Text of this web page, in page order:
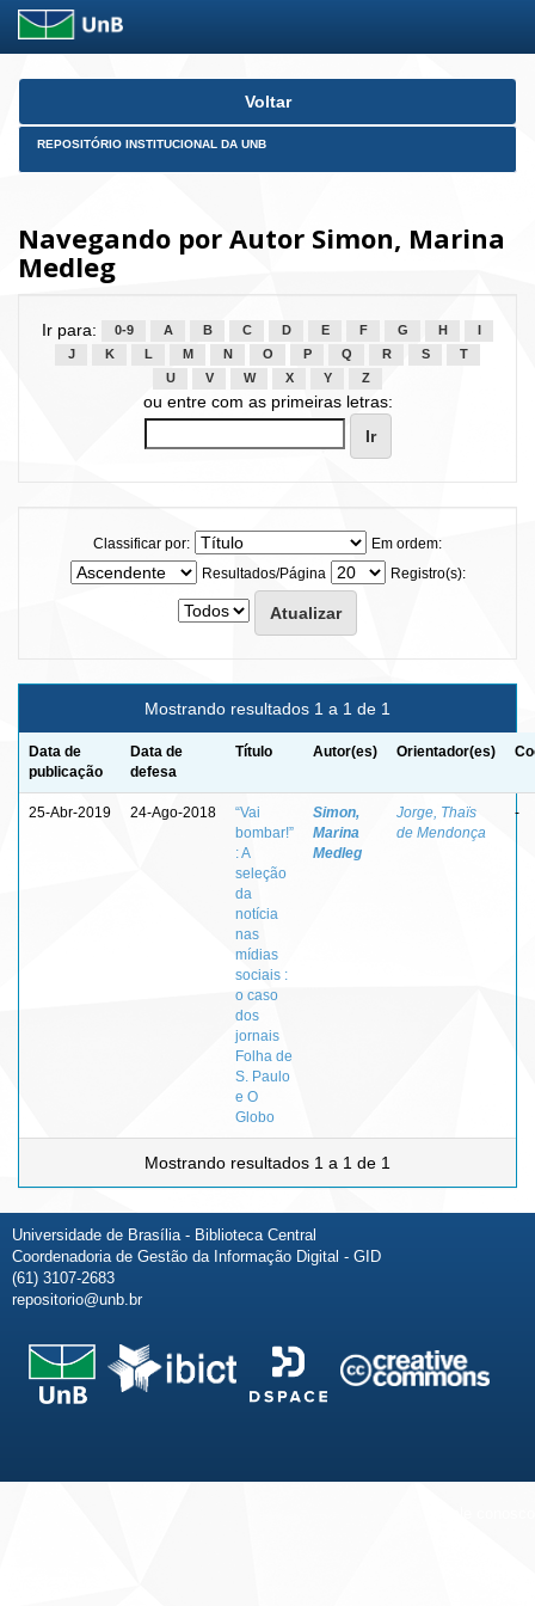
Skip
Voltar
REPOSITÓRIO INSTITUCIONAL DA UNB
Navegando por Autor Simon, Marina
Medleg
Ir para: 0-9 A B C D E F G H
J
K L M N O P Q R S
T
U
V W X Y Z
ou entre com as primeiras letras:
Classificar por:
Em ordem:
Resultados/Página
Registro(s):
Mostrando resultados 1 a 1 de 1
Data de
publicação
Data de
defesa
Título Autor(es) Orientador(es)
25-Abr-2019 24-Ago-2018
“Vai
bombar!”
: A
seleção
da
notícia
nas
mídias
sociais :
o caso
dos
jornais
Folha de
S. Paulo
e O
Globo
Simon,
Marina
Medleg
Jorge, Thaïs
de Mendonça
-
Mostrando resultados 1 a 1 de 1
Universidade de Brasília - Biblioteca Central
Coordenadoria de Gestão da Informação Digital - GID
(61) 3107-2683
repositorio@unb.br